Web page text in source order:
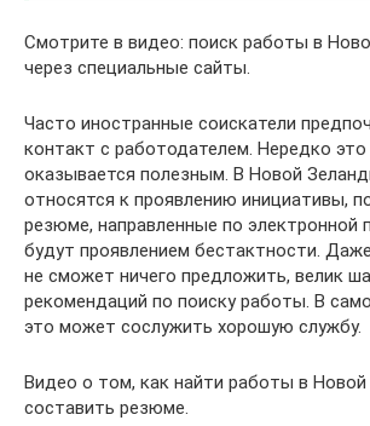
Смотрите в видео: поиск работы в
через специальные сайты.
Часто иностранные соискатели
контакт с работодателем. Нередко
оказывается полезным. В Новой
относятся к проявлению инициативы,
резюме, направленные по электронной
будут проявлением бестактности.
не сможет ничего предложить, велик
рекомендаций по поиску работы. В
это может сослужить хорошую службу.
Видео о том, как найти работы в Новой
составить резюме.